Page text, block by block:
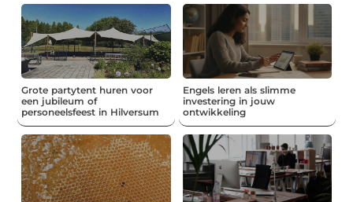
Grote partytent huren voor
een jubileum of
personeelsfeest in Hilversum
Engels leren als slimme
investering in jouw
ontwikkeling